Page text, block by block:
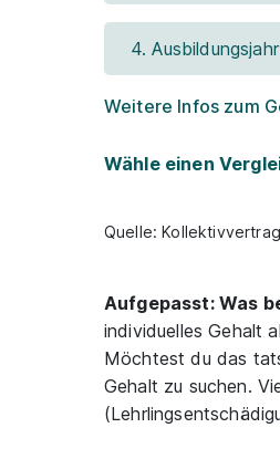
4.
Weitere Infos zum
Wähle einen
Quelle:
Aufgepasst: Was
individuelles Gehalt
Möchtest du das
Gehalt zu suchen.